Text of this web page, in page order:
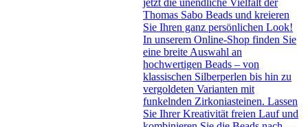
jetzt die unendliche Vielfalt der
Thomas Sabo Beads und kreieren
Sie Ihren ganz persönlichen Look!
In unserem Online-Shop finden Sie
eine breite Auswahl an
hochwertigen Beads – von
klassischen Silberperlen bis hin zu
vergoldeten Varianten mit
funkelnden Zirkoniasteinen. Lassen
Sie Ihrer Kreativität freien Lauf und